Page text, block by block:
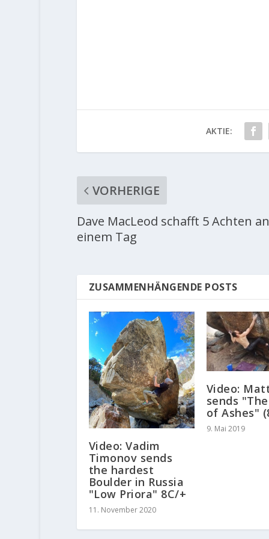
AKTIE:
VORHERIGE
Dave MacLeod schafft 5 Achten an
einem Tag
ZUSAMMENHÄNGENDE POSTS
Video: Vadim
Timonov sends
the hardest
Boulder in Russia
"Low Priora" 8C/+
11. November 2020
Video:
sends
of Ashes"
9. Mai 2019